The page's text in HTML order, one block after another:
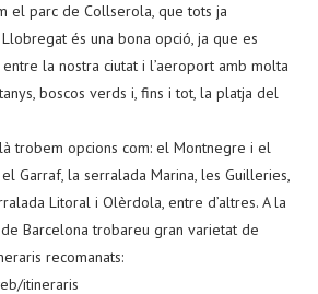
el parc de Collserola, que tots ja
és una bona opció, ja que es
entre la nostra ciutat i l’aeroport amb molta
boscos verds i, fins i tot, la platja del
trobem opcions com: el Montnegre i el
Garraf, la serralada Marina, les Guilleries,
Litoral i Olèrdola, entre d’altres. A la
Barcelona trobareu gran varietat de
recomanats:
itineraris